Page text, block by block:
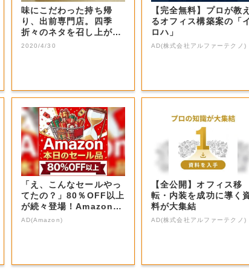
味にこだわった持ち帰
り、出前専門店。四季
折々のネタを召し上が
れ。
2020/4/30
【完全無料】プロが教え
るオフィス構築案の「イ
ロハ」
AD(株式会社アルファーテクノ)
「え、こんなセールやっ
てたの？」80％OFF以上
が続々登場！Amazonの
本気が...
AD(Amazon)
【全公開】オフィス移
転・内装を成功に導く
料が大集結
AD(株式会社アルファーテクノ)